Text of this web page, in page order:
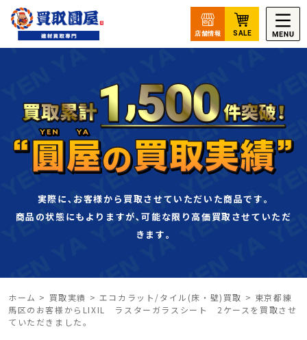
実際に､お客様から買取させていただいた商品です｡
商品の状態にもよりますが､可能な限り高価買取させていただ
きます｡
ホーム > 買取実績 > エコカラット/タイル(床・壁)買取 > 東京都練
馬区のお客様からLIXIL ラスターガラスシート 2ケースを買取させ
ていただきました。